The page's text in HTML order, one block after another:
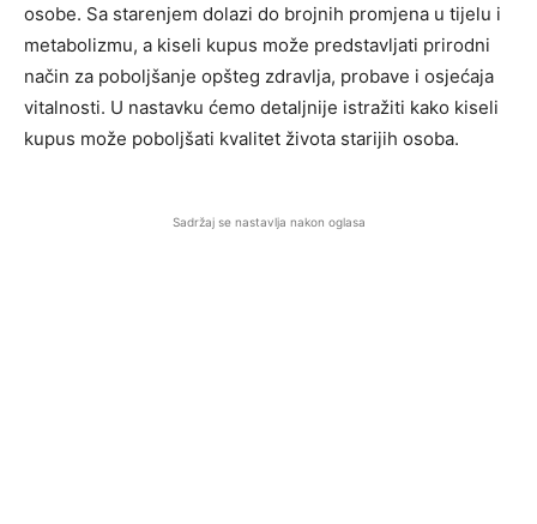
osobe. Sa starenjem dolazi do brojnih promjena u tijelu i
metabolizmu, a kiseli kupus može predstavljati prirodni
način za poboljšanje opšteg zdravlja, probave i osjećaja
vitalnosti. U nastavku ćemo detaljnije istražiti kako kiseli
kupus može poboljšati kvalitet života starijih osoba.
Sadržaj se nastavlja nakon oglasa